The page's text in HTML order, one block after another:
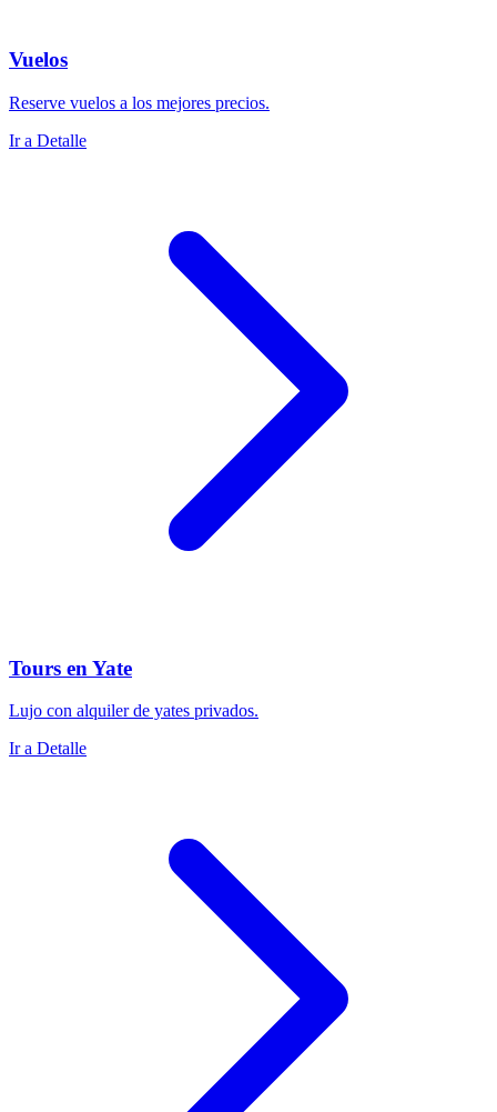
Vuelos
Reserve vuelos a los mejores precios.
Ir a Detalle
Tours en Yate
Lujo con alquiler de yates privados.
Ir a Detalle